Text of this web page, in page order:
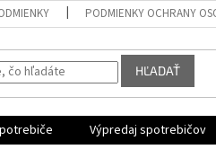
PODMIENKY OCHRANY
HĽADAŤ
Výpredaj spotrebičov